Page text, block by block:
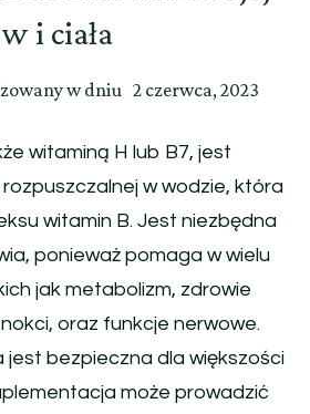
i ciała
w dniu 2 czerwca, 2023
witaminą H lub B7, jest
w wodzie, która
witamin B. Jest niezbędna
ponieważ pomaga w wielu
jak metabolizm, zdrowie
oraz funkcje nerwowe.
jest bezpieczna dla większości
może prowadzić